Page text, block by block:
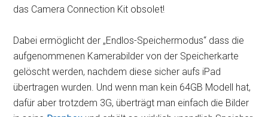
das Camera Connection Kit obsolet!
Dabei ermöglicht der „Endlos-Speichermodus“ dass die
aufgenommenen Kamerabilder von der Speicherkarte
gelöscht werden, nachdem diese sicher aufs iPad
übertragen wurden. Und wenn man kein 64GB Modell hat,
dafür aber trotzdem 3G, überträgt man einfach die Bilder